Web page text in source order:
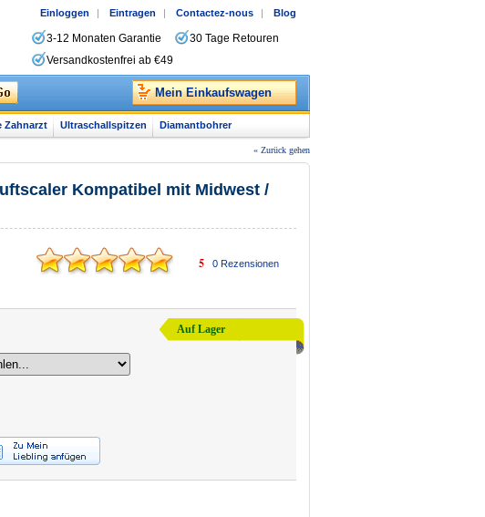
Einloggen | Eintragen | Contactez-nous | Blog
3-12 Monaten Garantie
30 Tage Retouren
Versandkostenfrei ab €49
Mein Einkaufswagen
Zahnarzt Ultraschallspitzen Diamantbohrer
« Zurück gehen
Kompatibel mit Midwest /
5 0Rezensionen
Auf Lager